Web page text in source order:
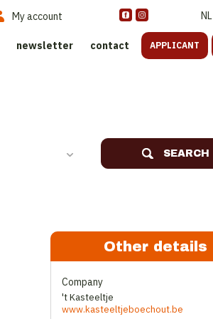
NL
My account
newsletter contact APPLICANT
SEARCH
Other details
Company
't Kasteeltje
www.kasteeltjeboechout.be